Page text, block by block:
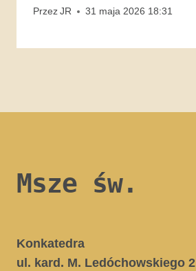
PrzezJR 31 maja 2026 18:31
Msze św.
Konkatedra
ul. kard. M. Ledóchowskiego 2